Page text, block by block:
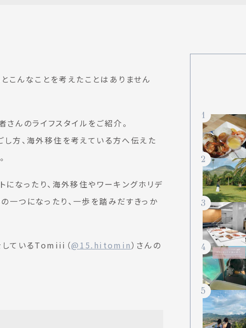
んなことを考えたことはありません
んのライフスタイルをご紹介。
し方、海外移住を考えている方へ伝えた
になったり、海外移住やワーキングホリデ
一つになったり、一歩を踏みだすきっか
しているTomiii（@15.hitomin）さんの
1
2
3
4
5